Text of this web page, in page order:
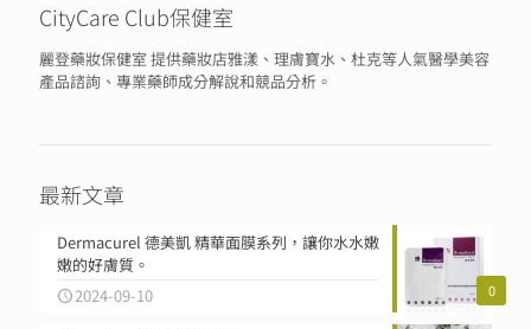
CityCare Club保健室
麗登藥妝保健室 提供藥妝店雅漾、理膚寶水、杜克等人氣醫學美容
產品諮詢、專業藥師成分解說和競品分析。
最新文章
0
Dermacurel 德美凱 精華面膜系列，讓你水水嫩
嫩的好膚質。
2024-09-10